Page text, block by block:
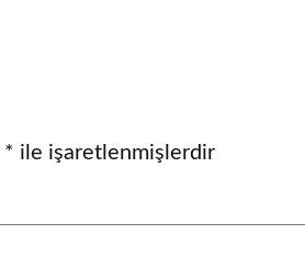
* ile işaretlenmişlerdir